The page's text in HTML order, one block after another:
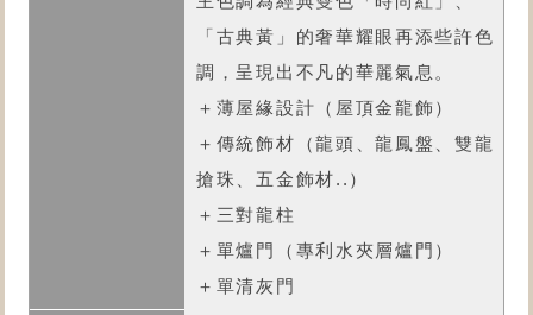
「古典黃」的奢華耀眼再添些許色
調，呈現出不凡的華麗氣息。
＋薄屋緣設計（屋頂金龍飾）
＋傳統飾材（龍頭、龍鳳盤、雙龍
搶珠、五金飾材..）
＋三對龍柱
＋單爐門（專利水夾層爐門）
＋單清灰門